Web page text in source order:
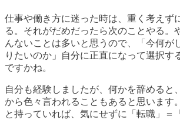
仕事や働き方に迷った時は、重く考えず
る。それがだめだったら次のことやる。
んないことは多いと思うので、「今何が
りたいのか」自分に正直になって選択す
ですかね。
自分も経験しましたが、何かを辞めると
から色々言われることもあると思います
と持っていれば、気にせずに「転職」＝